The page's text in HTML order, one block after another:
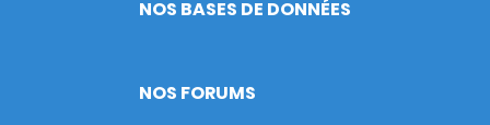
NOS BASES DE DONNÉES
NOS FORUMS